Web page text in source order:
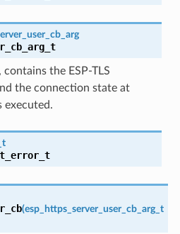
the ESP-TLS
the connection state at
executed.
(esp_https_server_user_cb_arg_t